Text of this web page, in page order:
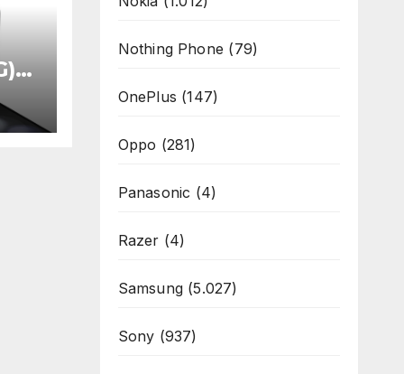
Nothing Phone (79)
OnePlus (147)
Oppo (281)
Panasonic (4)
Razer (4)
Samsung(5.027)
Sony (937)